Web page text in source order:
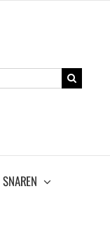
SNAREN